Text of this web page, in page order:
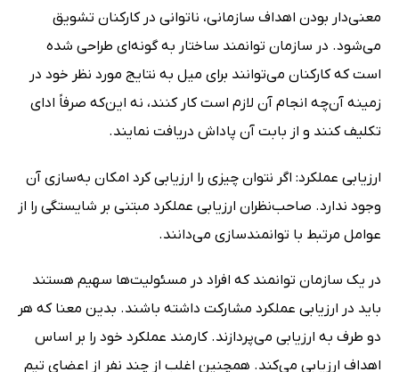
معنی‌دار بودن اهداف سازمانی، ناتوانی در کارکنان تشویق
می‌شود. در سازمان توانمند ساختار به گونه‌ای طراحی شده
است که کارکنان می‌توانند برای میل به نتایج مورد نظر خود در
زمینه آن‌چه انجام آن لازم است کار کنند، نه این‌که صرفاً ادای
تکلیف کنند و از بابت آن پاداش دریافت نمایند.
ارزیابی عملکرد: اگر نتوان چیزی را ارزیابی کرد امکان به‌سازی آن
وجود ندارد. صاحب‌نظران ارزیابی عملکرد مبتنی بر شایستگی را از
عوامل مرتبط با توانمندسازی می‌دانند.
در یک سازمان توانمند که افراد در مسئولیت‌ها سهیم هستند
باید در ارزیابی عملکرد مشارکت داشته باشند. بدین معنا که هر
دو طرف به ارزیابی می‌پردازند. کارمند عملکرد خود را بر اساس
اهداف ارزیابی می‌کند. همچنین اغلب از چند نفر از اعضای تیم